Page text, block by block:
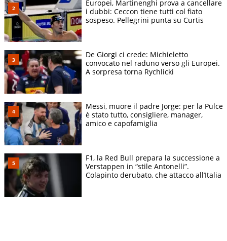
Europei, Martinenghi prova a cancellare
i dubbi: Ceccon tiene tutti col fiato
sospeso. Pellegrini punta su Curtis
De Giorgi ci crede: Michieletto
convocato nel raduno verso gli Europei.
A sorpresa torna Rychlicki
Messi, muore il padre Jorge: per la Pulce
è stato tutto, consigliere, manager,
amico e capofamiglia
F1, la Red Bull prepara la successione a
Verstappen in “stile Antonelli”.
Colapinto derubato, che attacco all’Italia